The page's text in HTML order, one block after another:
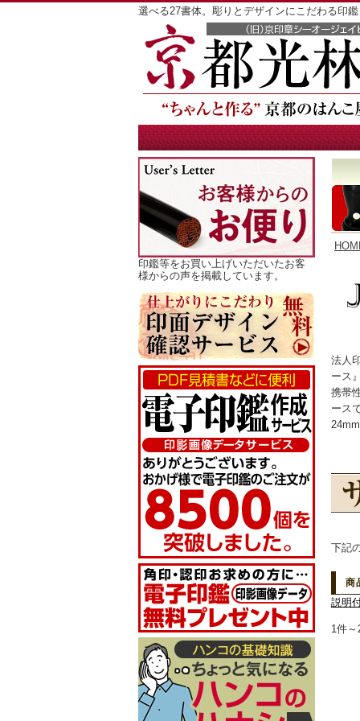
選べる27書体。彫りとデザインにこだわる印
印鑑等をお買い上げいただいたお客
様からの声を掲載しています。
法人
ース
携帯
ース
下記
商
説明
1件